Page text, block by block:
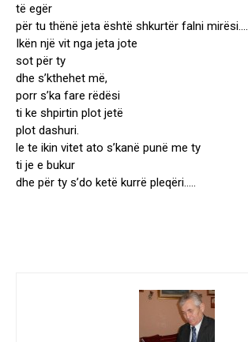
të egër
për tu thënë jeta është shkurtër falni mirësi….
Ikën një vit nga jeta jote
sot për ty
dhe s’kthehet më,
porr s’ka fare rëdësi
ti ke shpirtin plot jetë
plot dashuri.
le te ikin vitet ato s’kanë punë me ty
ti je e bukur
dhe për ty s’do ketë kurrë pleqëri…..